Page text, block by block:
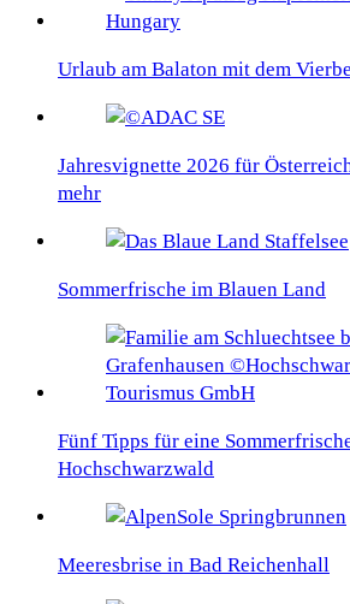
Urlaub am Balaton mit dem
Jahresvignette 2026 für
mehr
Sommerfrische im Blauen Land
Fünf Tipps für eine
Hochschwarzwald
Meeresbrise in Bad Reichenhall